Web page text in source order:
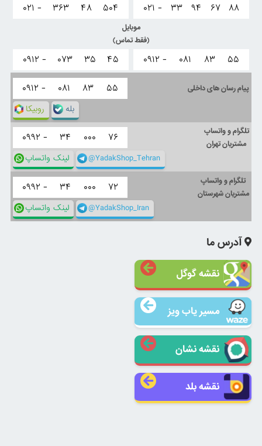
۰۲۱ -
۳۳ ۹۴ ۶۷ ۸۸
۰۲۱ -
۳۶۳ ۴۸ ۵۰۴
موبایل
(فقط تماس)
۰۹۱۲ - ۰۸۱ ۸۳ ۵۵ ۰۹۱۲ - ۰۷۳ ۳۵ ۴۵
پیام رسان های داخلی ۰۹۱۲ - ۰۸۱ ۸۳ ۵۵
روبیکا بله
تلگرام و واتساپ
مشتریان تهران
۰۹۹۲ - ۳۴ ۰۰۰ ۷۶
لینک واتساپ @YadakShop_Tehran
تلگرام و واتساپ
مشتریان شهرستان
۰۹۹۲ - ۳۴ ۰۰۰ ۷۲
لینک واتساپ @YadakShop_Iran
آدرس ما
نقشه گوگل
مسیر یاب ویز
نقشه نشان
نقشه بلد